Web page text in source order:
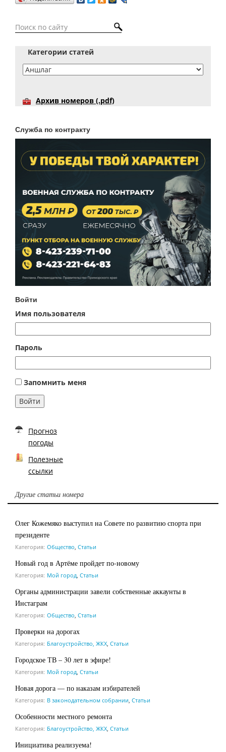
Категории статей
Архив номеров (.pdf)
Служба по контракту
Войти
Имя пользователя
Пароль
Запомнить меня
Войти
Прогноз
погоды
Полезные
ссылки
Другие статьи номера
Олег Кожемяко выступил на Совете по развитию спорта при
президенте
Категория: Общество Статьи
Новый год в Артёме пройдет по-новому
Категория: Мой город Статьи
Органы администрации завели собственные аккаунты в
Инстаграм
Категория: Общество Статьи
Проверки на дорогах
Категория: Благоустройство, ЖКХ Статьи
Городское ТВ – 30 лет в эфире!
Категория: Мой город Статьи
Новая дорога — по наказам избирателей
Категория: В законодательном собрании Статьи
Особенности местного ремонта
Категория: Благоустройство, ЖКХ Статьи
Инициатива реализуема!